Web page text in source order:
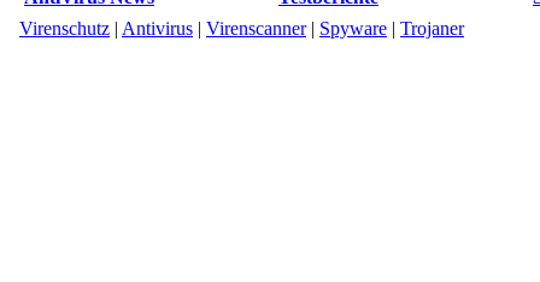
Virenschutz | Antivirus | Virenscanner| Spyware | Trojaner